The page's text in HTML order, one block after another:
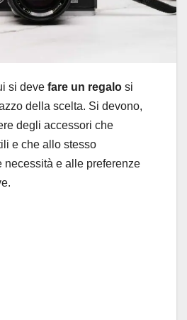
si deve fare un regalo si
della scelta. Si devono,
degli accessori che
e che allo stesso
necessità e alle preferenze